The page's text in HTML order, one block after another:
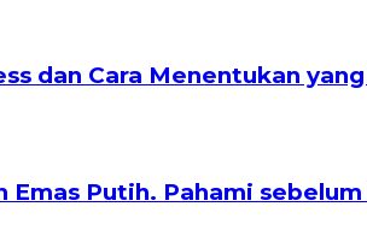
dan Cara Menentukan
Putih. Pahami